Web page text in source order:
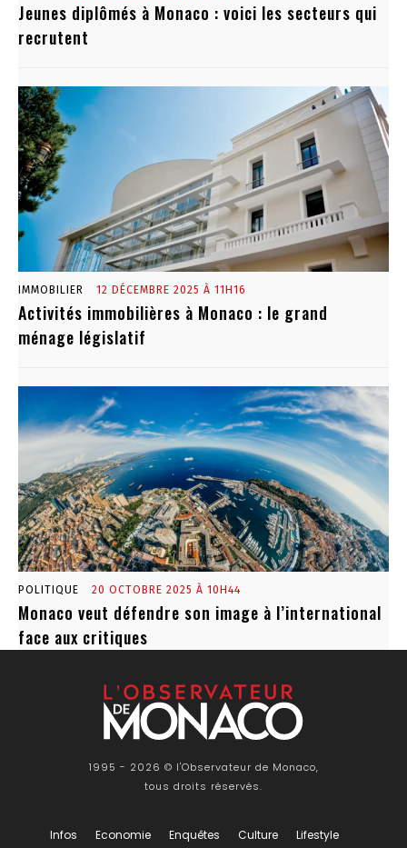
Jeunes diplômés à Monaco : voici les secteurs qui
recrutent
IMMOBILIER 12 DÉCEMBRE 2025 À 11H16
Activités immobilières à Monaco : le grand
ménage législatif
POLITIQUE 20 OCTOBRE 2025 À 10H44
Monaco veut défendre son image à l’international
face aux critiques
1995 - 2026 © l'Observateur de Monaco,
tous droits réservés.
Infos Economie Enquêtes Culture Lifestyle